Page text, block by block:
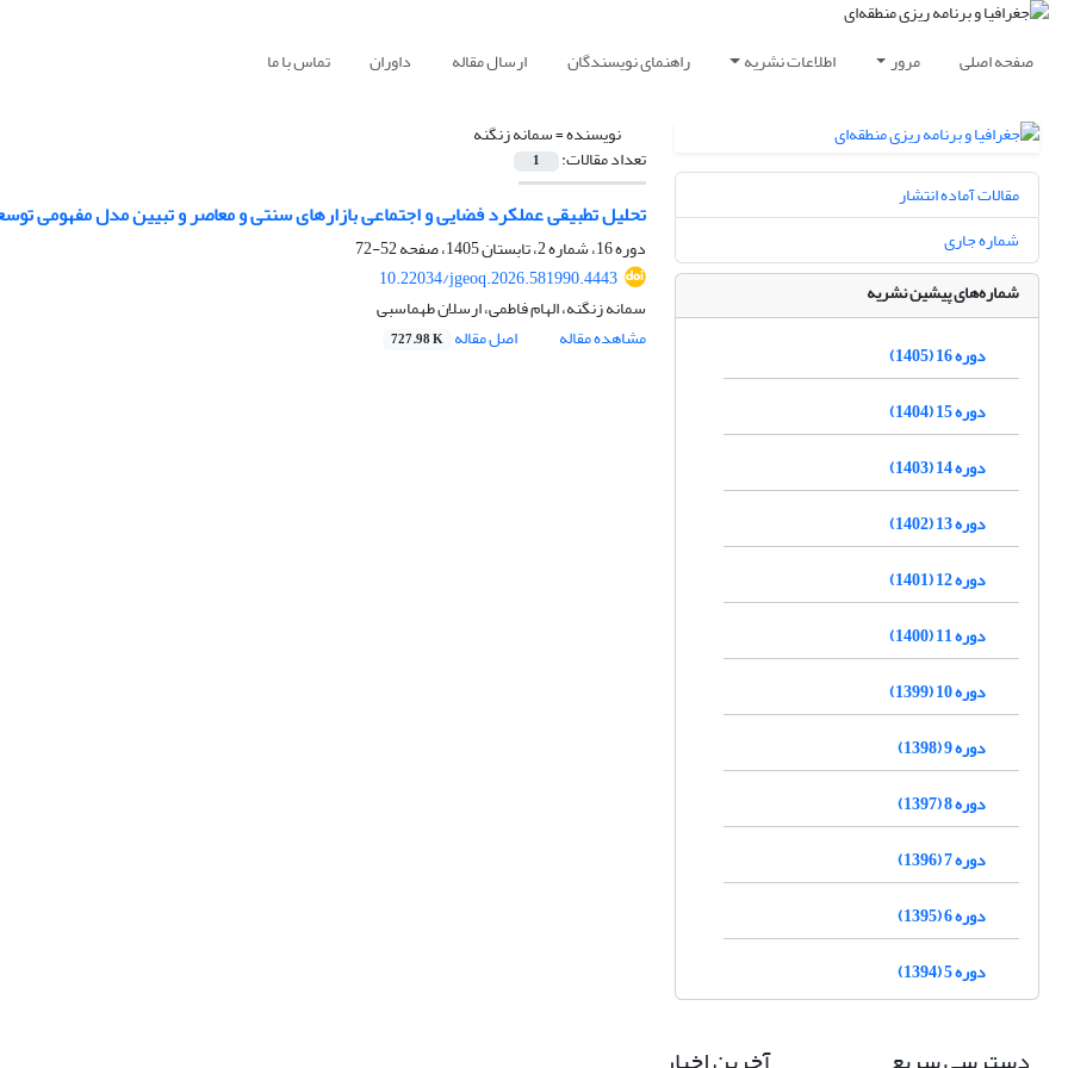
صفحه اصلی مرور اطلاعات نشریه راهنمای نویسندگان ارسال مقاله داوران تماس با ما
نویسنده =سمانه زنگنه
تعداد مقالات: 1
تحلیل تطبیقی عملکرد فضایی و اجتماعی بازارهای سنتی و معاصر و تبیین مدل مفهومی
دوره 16، شماره 2، تابستان 1405، صفحه
52-72
10.22034/jgeoq.2026.581990.4443
سمانه زنگنه، الهام فاطمی، ارسلان طهماسبی
مشاهده مقاله
اصل مقاله 727.98 K
مقالات آماده انتشار
شماره جاری
شماره‌های پیشین نشریه
دوره 16 (1405)
دوره 15 (1404)
دوره 14 (1403)
دوره 13 (1402)
دوره 12 (1401)
دوره 11 (1400)
دوره 10 (1399)
دوره 9 (1398)
دوره 8 (1397)
دوره 7 (1396)
دوره 6 (1395)
دوره 5 (1394)